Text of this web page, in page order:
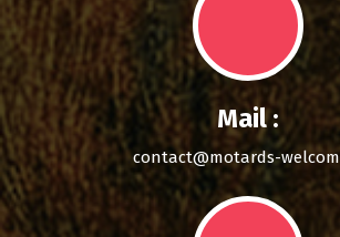
Mail :
contact@motards-